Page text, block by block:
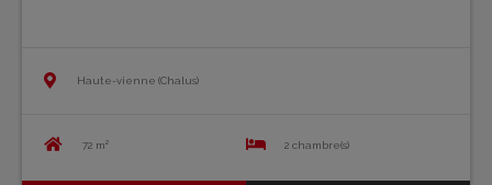
Haute-vienne (Chalus)
72 m² 2 chambre(s)